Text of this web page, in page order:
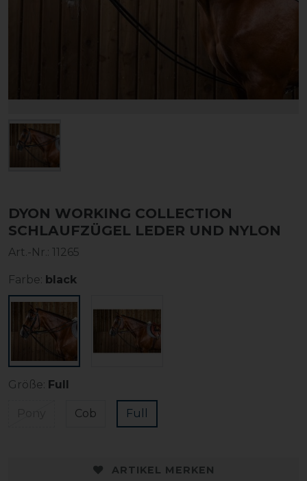
DYON WORKING COLLECTION
SCHLAUFZÜGEL LEDER UND NYLON
Art.-Nr.: 11265
Farbe: black
Größe: Full
Cob Full
ARTIKEL MERKEN